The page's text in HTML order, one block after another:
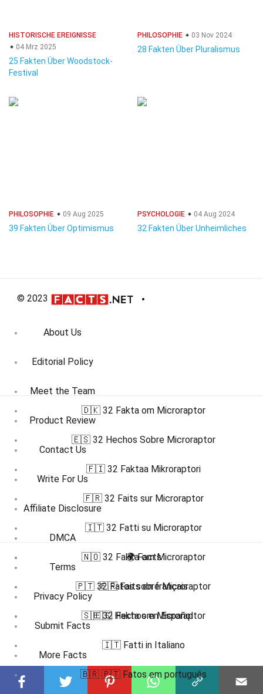
HISTORISCHE EREIGNISSE
04 Mrz 2025
25 Fakten Über Woodstock-
Festival
PHILOSOPHIE 03 Nov 2024
28 Fakten Über Pluralismus
PHILOSOPHIE 09 Aug 2025
39 Fakten Über Optimismus
PSYCHOLOGIE 04 Aug 2024
32 Fakten Über Unheimliches
© 2023
About Us
Editorial Policy
Meet the Team
Product Review
Contact Us
Write For Us
Affiliate Disclosure
DMCA
Terms
Privacy Policy
Submit Facts
More Facts
🇩🇰 32 Fakta om Microraptor
🇪🇸 32 Hechos Sobre Microraptor
🇫🇮 32 Faktaa Mikroraptori
🇫🇷 32 Faits sur Microraptor
🇮🇹 32 Fatti su Microraptor
🇳🇴 32 Fakta om Microraptor
🇵🇹 32 Fatos sobre Microraptor
🇸🇪 32 Fakta om Microraptor
🌍 Facts
🇫🇷 Faits en français
🇪🇸 Hechos en Español
🇮🇹 Fatti in Italiano
🇧🇷 🇵🇹 Fatos em português